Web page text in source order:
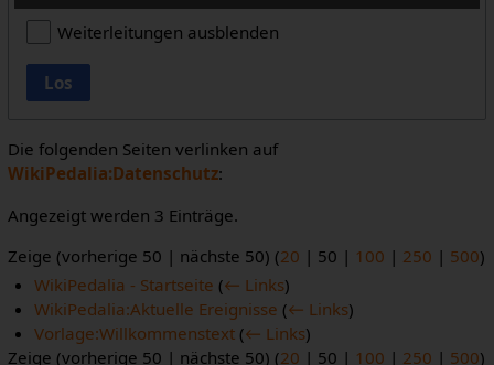
Weiterleitungen ausblenden
Los
Die folgenden Seiten verlinken auf
WikiPedalia:Datenschutz:
Angezeigt werden 3 Einträge.
Zeige (vorherige 50 | nächste 50) (20 | 50 | 100 | 250 | 500)
WikiPedalia - Startseite (← Links)
WikiPedalia:Aktuelle Ereignisse (← Links)
Vorlage:Willkommenstext (← Links)
Zeige (vorherige 50 | nächste 50) (20 | 50 | 100 | 250 | 500)